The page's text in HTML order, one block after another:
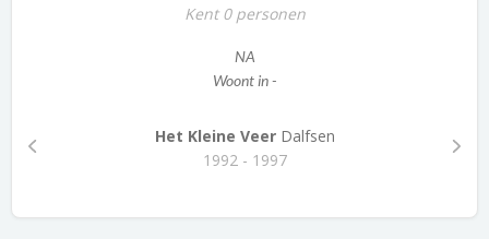
Kent 0 personen
NA
Woont in -
Het Kleine VeerDalfsen
1992 - 1997